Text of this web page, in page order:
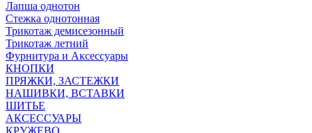
Лапша однотон
Стежка однотонная
Трикотаж демисезонный
Трикотаж летний
Фурнитура и Аксессуары
КНОПКИ
ПРЯЖКИ, ЗАСТЕЖКИ
НАШИВКИ, ВСТАВКИ
ШИТЬЕ
АКСЕССУАРЫ
КРУЖЕВО